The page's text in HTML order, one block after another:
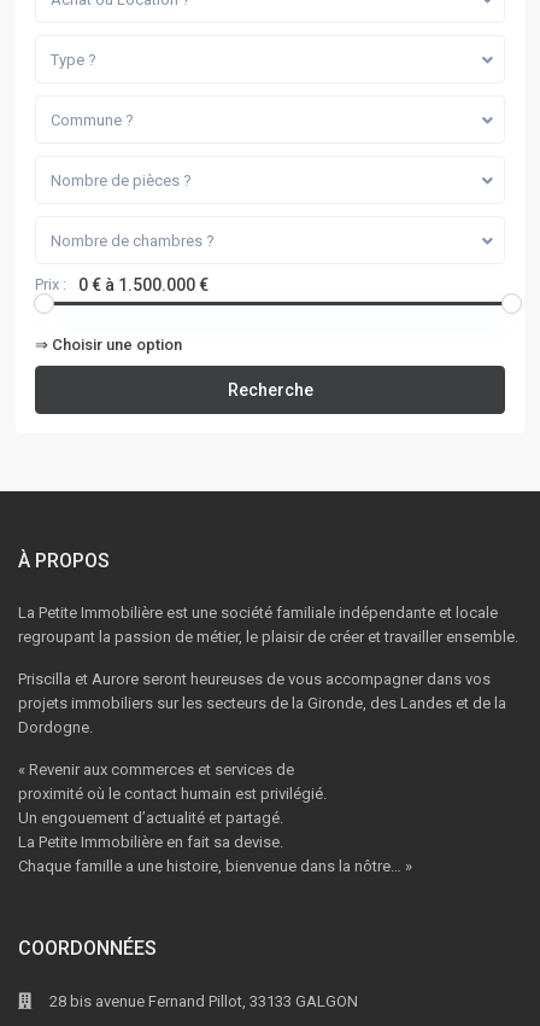
Type ?
Commune ?
Nombre de pièces ?
Nombre de chambres ?
Prix : 0 € à 1.500.000 €
⇒ Choisir une option
Recherche
À PROPOS
La Petite Immobilière est une société familiale indépendante et locale
regroupant la passion de métier, le plaisir de créer et travailler ensemble.
Priscilla et Aurore seront heureuses de vous accompagner dans vos
projets immobiliers sur les secteurs de la Gironde, des Landes et de la
Dordogne.
« Revenir aux commerces et services de
proximité où le contact humain est privilégié.
Un engouement d’actualité et partagé.
La Petite Immobilière en fait sa devise.
Chaque famille a une histoire, bienvenue dans la nôtre… »
COORDONNÉES
28 bis avenue Fernand Pillot, 33133 GALGON